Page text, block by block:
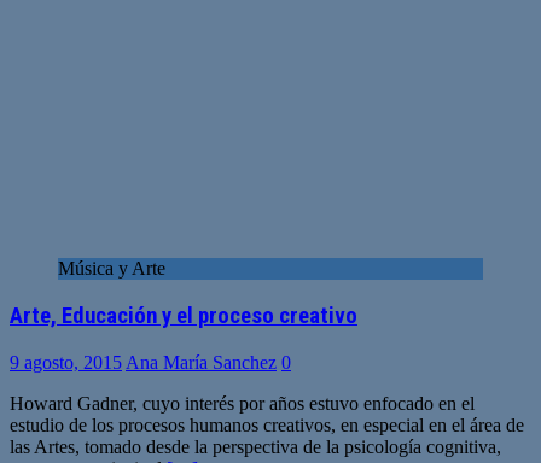
Música y Arte
Arte, Educación y el proceso creativo
9 agosto, 2015 Ana María Sanchez 0
Howard Gadner, cuyo interés por años estuvo enfocado en el
estudio de los procesos humanos creativos, en especial en el área de
las Artes, tomado desde la perspectiva de la psicología cognitiva,